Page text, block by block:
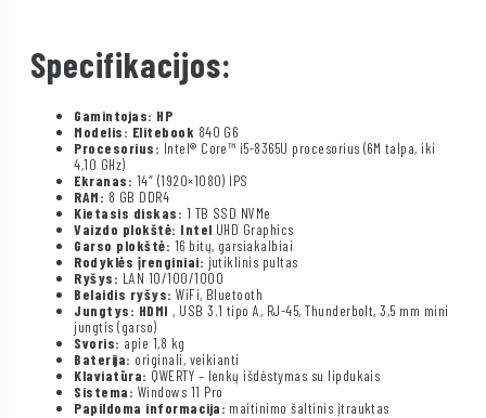
Specifikacijos:
Gamintojas: HP
Modelis: Elitebook 840 G6
Procesorius: Intel® Core™ i5-8365U procesorius (6M talpa, iki
4,10 GHz)
Ekranas: 14″ (1920×1080) IPS
RAM: 8 GB DDR4
Kietasis diskas: 1 TB SSD NVMe
Vaizdo plokštė: Intel UHD Graphics
Garso plokštė: 16 bitų, garsiakalbiai
Rodyklės įrenginiai: jutiklinis pultas
Ryšys: LAN 10/100/1000
Belaidis ryšys: WiFi, Bluetooth
Jungtys: HDMI , USB 3.1 tipo A, RJ-45, Thunderbolt, 3,5 mm mini
jungtis (garso)
Svoris: apie 1,8 kg
Baterija: originali, veikianti
Klaviatūra: QWERTY – lenkų išdėstymas su lipdukais
Sistema: Windows 11 Pro
Papildoma informacija: maitinimo šaltinis įtrauktas